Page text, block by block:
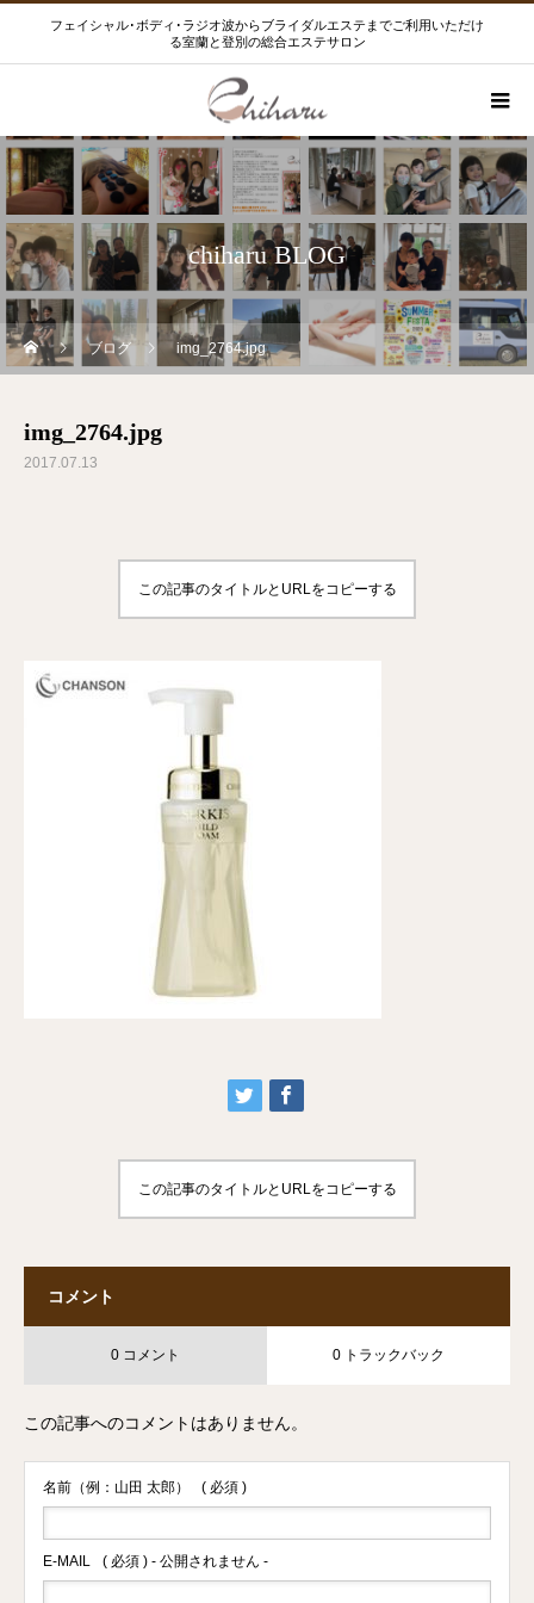
フェイシャル･ボディ･ラジオ波からブライダルエステまでご利用いただけ
る室蘭と登別の総合エステサロン
chiharu BLOG
ブログ img_2764.jpg
img_2764.jpg
2017.07.13
この記事のタイトルとURLをコピーする
この記事のタイトルとURLをコピーする
コメント
0 コメント 0 トラックバック
この記事へのコメントはありません。
名前（例：山田 太郎） ( 必須 )
E-MAIL ( 必須 ) - 公開されません -